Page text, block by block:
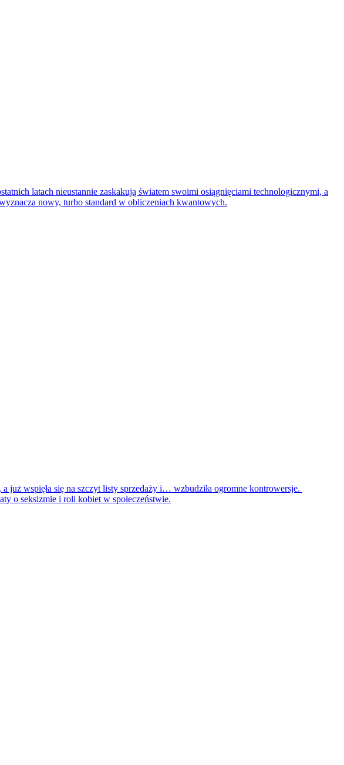
latach nieustannie zaskakują światem swoimi osiągnięciami technologicznymi, a
nowy, turbo standard w obliczeniach kwantowych.
już wspięła się na szczyt listy sprzedaży i… wzbudziła ogromne kontrowersje.
o seksizmie i roli kobiet w społeczeństwie.